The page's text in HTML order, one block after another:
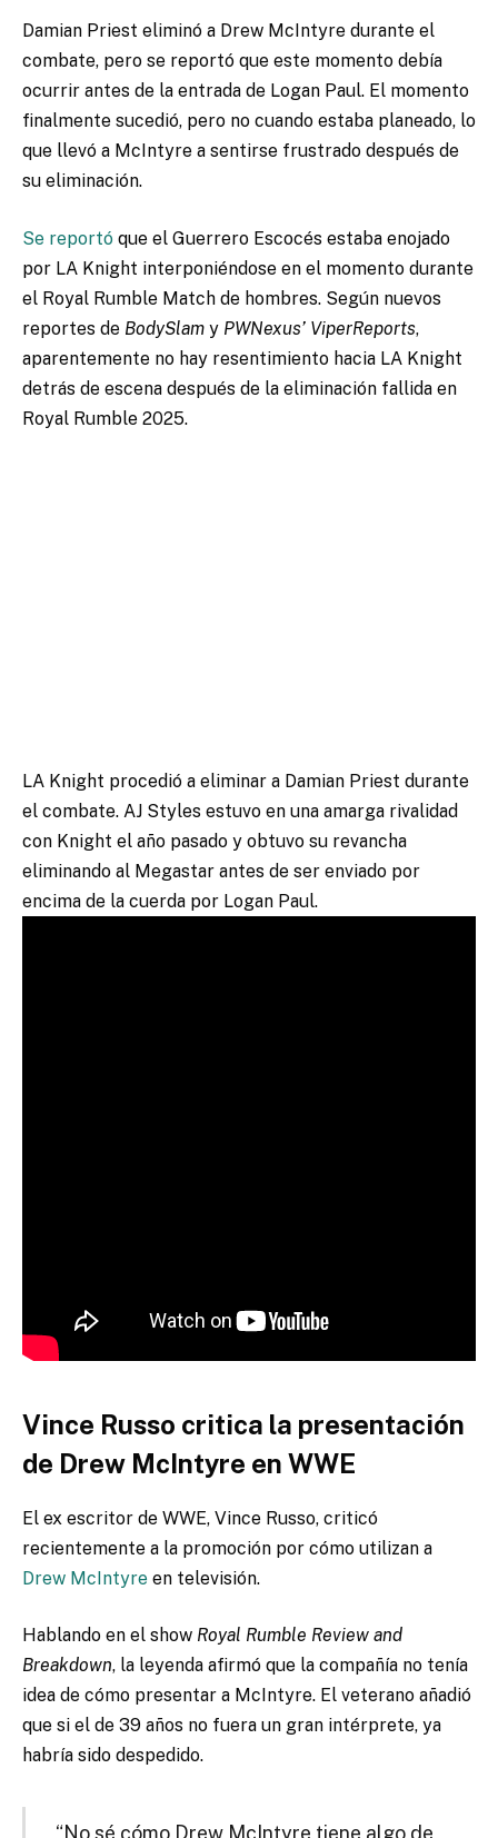
Damian Priest eliminó a Drew McIntyre durante el
combate, pero se reportó que este momento debía
ocurrir antes de la entrada de Logan Paul. El momento
finalmente sucedió, pero no cuando estaba planeado, lo
que llevó a McIntyre a sentirse frustrado después de
su eliminación.
Se reportó que el Guerrero Escocés estaba enojado
por LA Knight interponiéndose en el momento durante
el Royal Rumble Match de hombres. Según nuevos
reportes de BodySlam y PWNexus’ ViperReports,
aparentemente no hay resentimiento hacia LA Knight
detrás de escena después de la eliminación fallida en
Royal Rumble 2025.
LA Knight procedió a eliminar a Damian Priest durante
el combate. AJ Styles estuvo en una amarga rivalidad
con Knight el año pasado y obtuvo su revancha
eliminando al Megastar antes de ser enviado por
encima de la cuerda por Logan Paul.
Vince Russo critica la presentación
de Drew McIntyre en WWE
El ex escritor de WWE, Vince Russo, criticó
recientemente a la promoción por cómo utilizan a
Drew McIntyre en televisión.
Hablando en el show Royal Rumble Review and
Breakdown, la leyenda afirmó que la compañía no tenía
idea de cómo presentar a McIntyre. El veterano añadió
que si el de 39 años no fuera un gran intérprete, ya
habría sido despedido.
“No sé cómo Drew McIntyre tiene algo de